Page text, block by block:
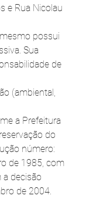
e Rua Nicolau
possui
Sua
de
(ambiental,
a Prefeitura
do
número:
de 1985, com
a decisão
de 2004.